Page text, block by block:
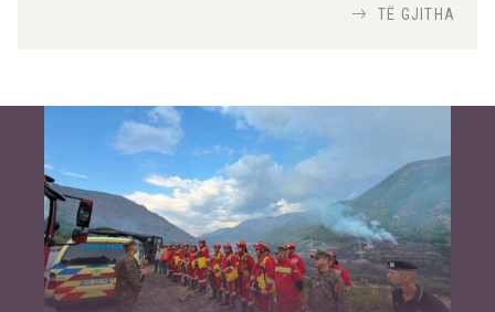
inteligjente izraelite
TË GJITHA